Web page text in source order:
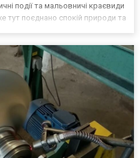
події та мальовничі краєвиди
тут поєднано спокій природи та